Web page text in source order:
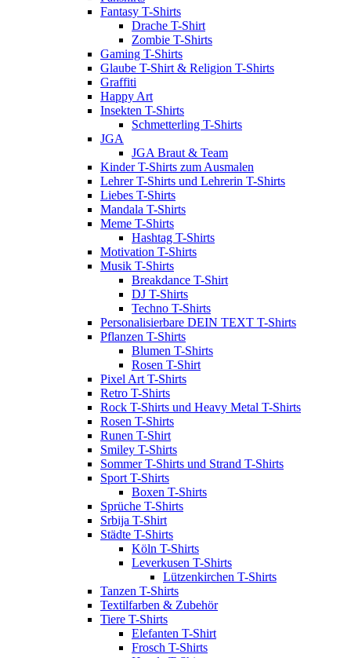
Fantasy T-Shirts
Drache T-Shirt
Zombie T-Shirts
Gaming T-Shirts
Glaube T-Shirt & Religion T-Shirts
Graffiti
Happy Art
Insekten T-Shirts
Schmetterling T-Shirts
JGA
JGA Braut & Team
Kinder T-Shirts zum Ausmalen
Lehrer T-Shirts und Lehrerin T-Shirts
Liebes T-Shirts
Mandala T-Shirts
Meme T-Shirts
Hashtag T-Shirts
Motivation T-Shirts
Musik T-Shirts
Breakdance T-Shirt
DJ T-Shirts
Techno T-Shirts
Personalisierbare DEIN TEXT T-Shirts
Pflanzen T-Shirts
Blumen T-Shirts
Rosen T-Shirt
Pixel Art T-Shirts
Retro T-Shirts
Rock T-Shirts und Heavy Metal T-Shirts
Rosen T-Shirts
Runen T-Shirt
Smiley T-Shirts
Sommer T-Shirts und Strand T-Shirts
Sport T-Shirts
Boxen T-Shirts
Sprüche T-Shirts
Srbija T-Shirt
Städte T-Shirts
Köln T-Shirts
Leverkusen T-Shirts
Lützenkirchen T-Shirts
Tanzen T-Shirts
Textilfarben & Zubehör
Tiere T-Shirts
Elefanten T-Shirt
Frosch T-Shirts